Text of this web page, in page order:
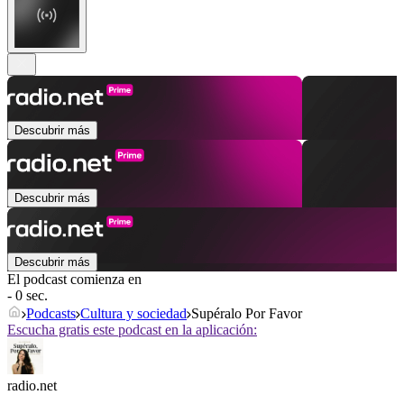
Descubrir más
Descubrir más
Descubrir más
El podcast comienza en
- 0 sec.
Podcasts Cultura y sociedad Supéralo Por Favor
Escucha gratis este podcast en la aplicación:
radio.net